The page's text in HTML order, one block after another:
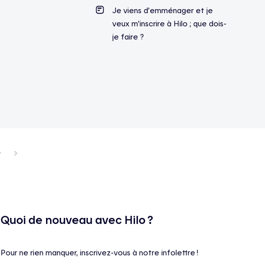
Je viens d’emménager et je
veux m’inscrire à Hilo ; que dois-
je faire ?
Quoi de nouveau avec Hilo ?
Pour ne rien manquer, inscrivez-vous à notre infolettre !